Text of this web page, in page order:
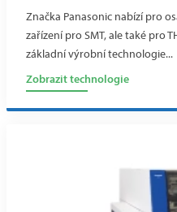
Značka Panasonic nabízí pro
zařízení pro SMT, ale také pro
základní výrobní technologie...
Zobrazit technologie